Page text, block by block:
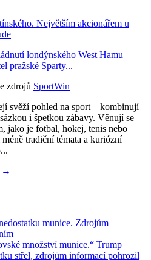
Největším akcionářem u
londýnského West Hamu
pražské Sparty...
zdrojů SportWin
svěží pohled na sport – kombinují
i špetkou zábavy. Věnují se
jako je fotbal, hokej, tenis nebo
tradiční témata a kuriózní
→
munice. Zdrojům
množství munice.“ Trump
střel, zdrojům informací pohrozil